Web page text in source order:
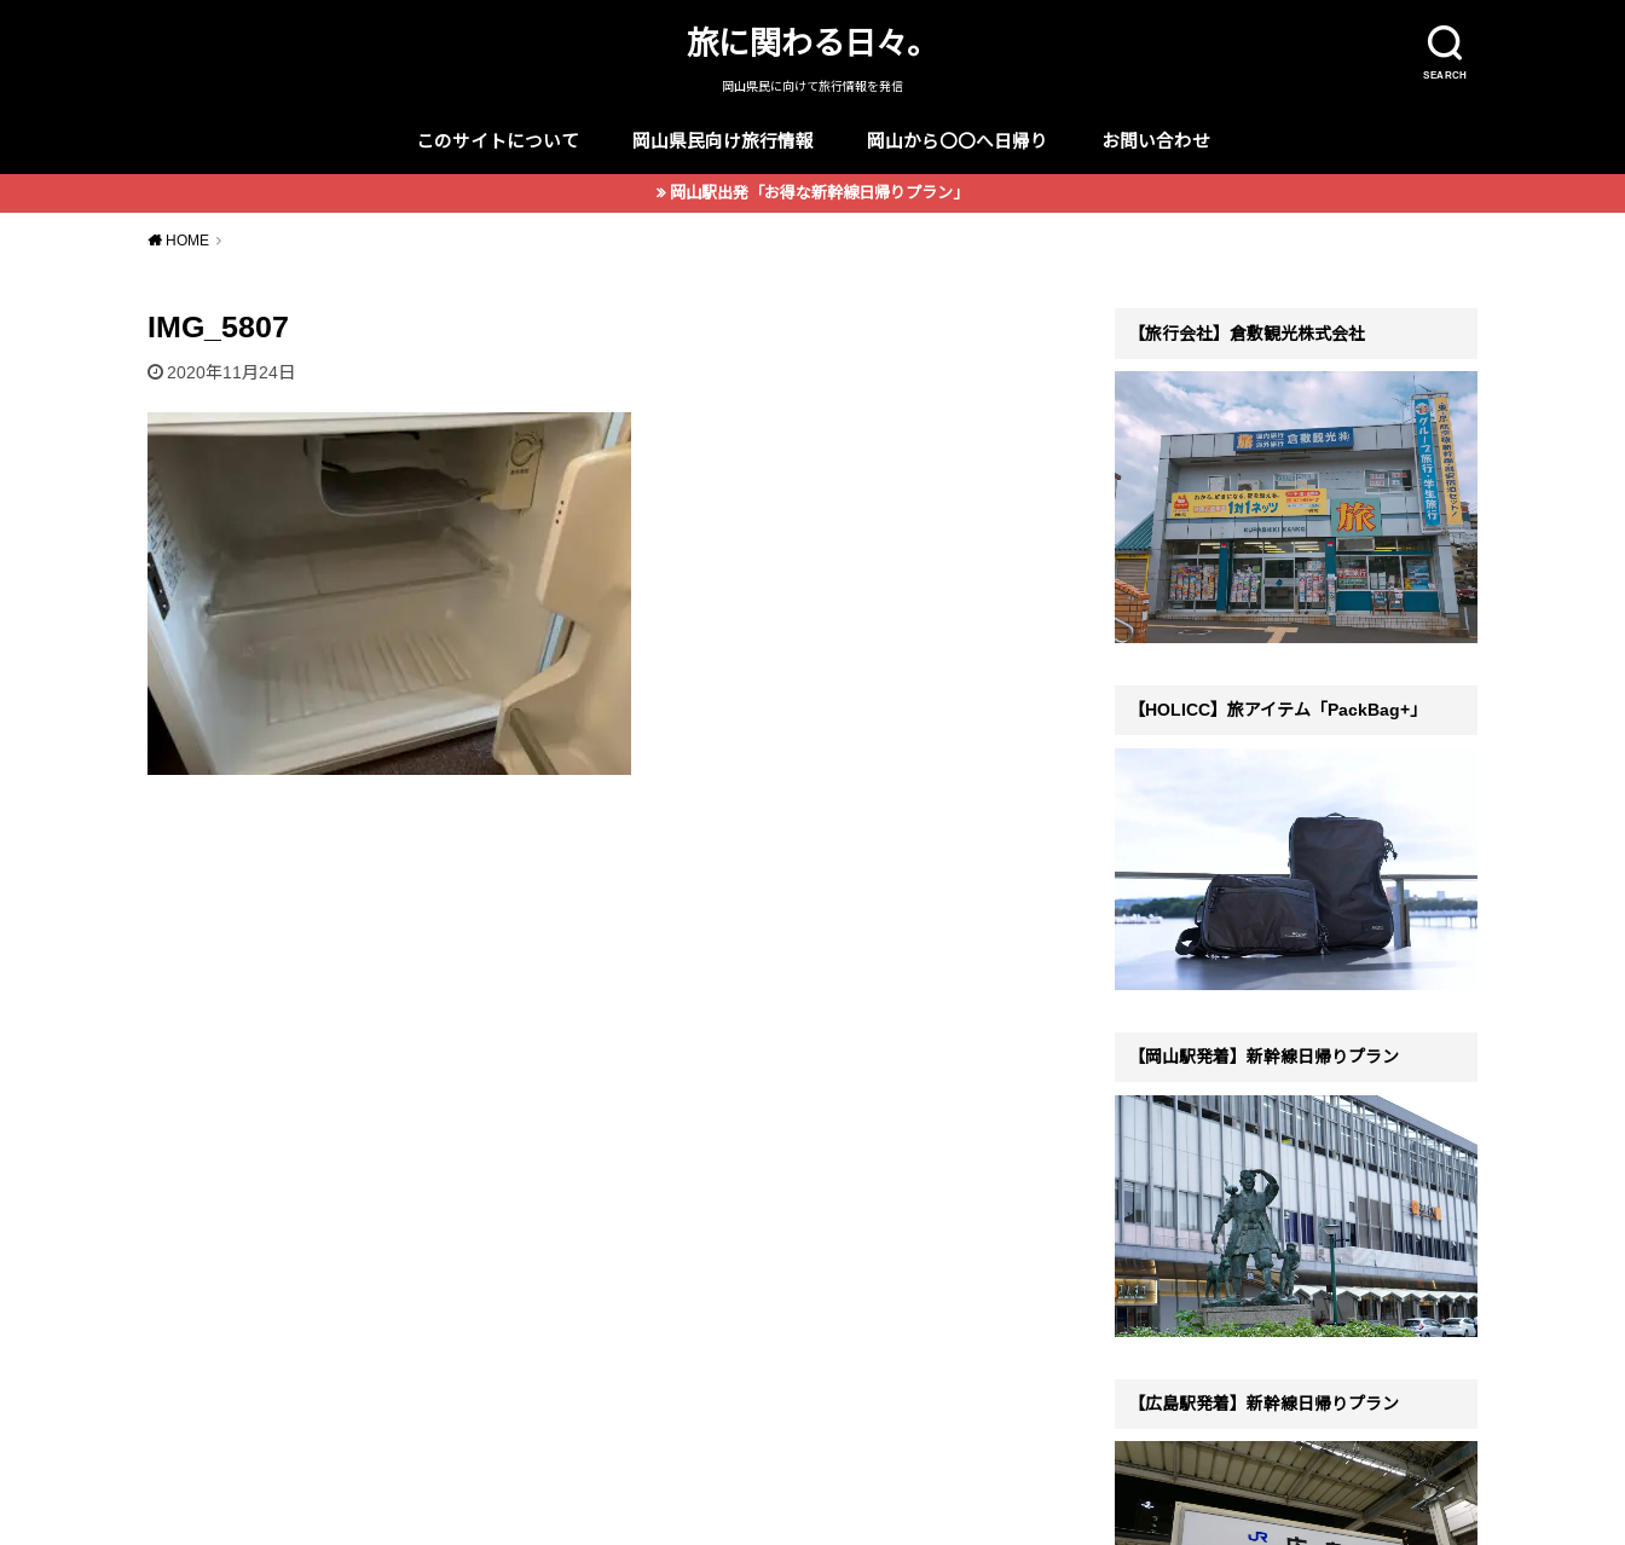
SEARCH
旅に関わる日々。
岡山県民に向けて旅行情報を発信
このサイトについて 岡山県民向け旅行情報 岡山から〇〇へ日帰り お問い合わせ
岡山駅出発「お得な新幹線日帰りプラン」
HOME
IMG_5807
2020年11月24日
【旅行会社】倉敷観光株式会社
【HOLICC】旅アイテム「PackBag+」
【岡山駅発着】新幹線日帰りプラン
【広島駅発着】新幹線日帰りプラン